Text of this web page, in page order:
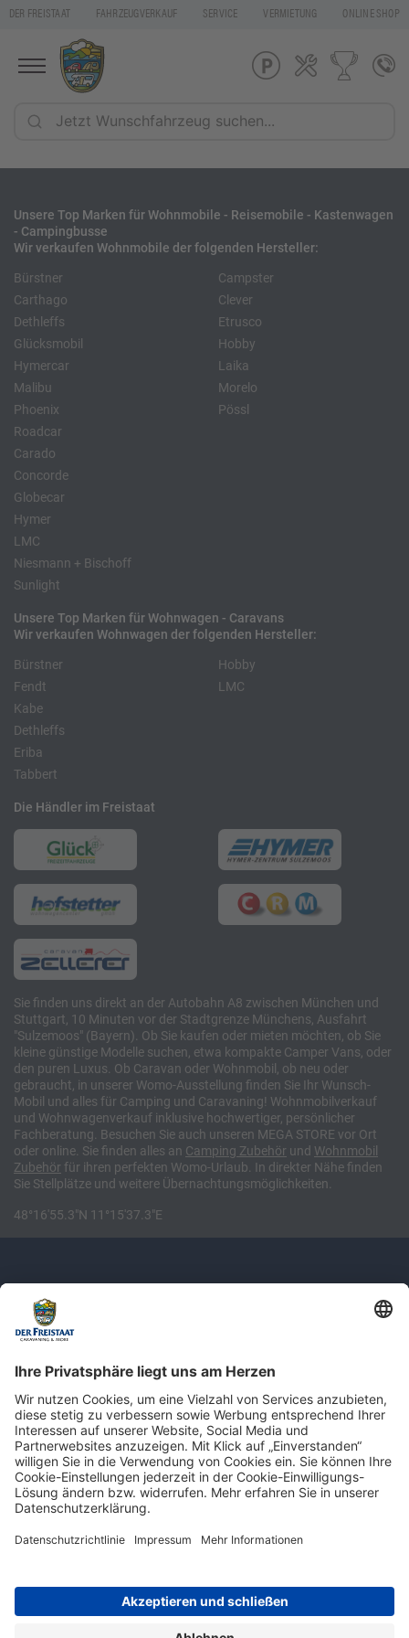
DER FREISTAAT FAHRZEUGVERKAUF SERVICE VERMIETUNG ONLINE SHOP
Unsere Top Marken für Wohnmobile - Reisemobile - Kastenwagen
- Campingbusse
Wir verkaufen Wohnmobile der folgenden Hersteller:
Bürstner
Carthago
Dethleffs
Glücksmobil
Hymercar
Malibu
Phoenix
Roadcar
Campster
Clever
Etrusco
Hobby
Laika
Morelo
Pössl
Carado
Concorde
Globecar
Hymer
LMC
Niesmann + Bischoff
Sunlight
Unsere Top Marken für Wohnwagen - Caravans
Wir verkaufen Wohnwagen der folgenden Hersteller:
Bürstner
Fendt
Kabe
Hobby
LMC
Dethleffs
Eriba
Tabbert
Die Händler im Freistaat
Sie finden uns direkt an der Autobahn A8 zwischen München und
Stuttgart, 10 Minuten vor der Stadtgrenze Münchens, Ausfahrt
"Sulzemoos" (Bayern). Ob Sie kaufen oder mieten möchten, ob Sie
kleine günstige Modelle suchen, etwa kompakte Camper Vans, oder
den puren Luxus. Ob Caravan oder Wohnmobil, ob neu oder
gebraucht, in unserer Womo-Ausstellung finden Sie Ihr Wunsch-
Mobil und alles für Camping und Caravaning! Wohnmobilverkauf
und Wohnwagenverkauf inklusive hochwertiger, persönlicher
Fachberatung. Besuchen Sie auch unseren MEGA STORE vor Ort
oder online. Sie finden alles an Camping Zubehör und Wohnmobil
Zubehör für ihren perfekten Womo-Urlaub. In direkter Nähe finden
Sie Stellplätze und weitere Übernachtungsmöglichkeiten.
48°16'55.3"N 11°15'37.3"E
Newsletter: Jetzt auf
shop.derfreistaat.de anmelden und
einen 5€ Gutschein für unseren Online-
Shop erhalten!*
Impressum Datenschutz Barrierefreiheit